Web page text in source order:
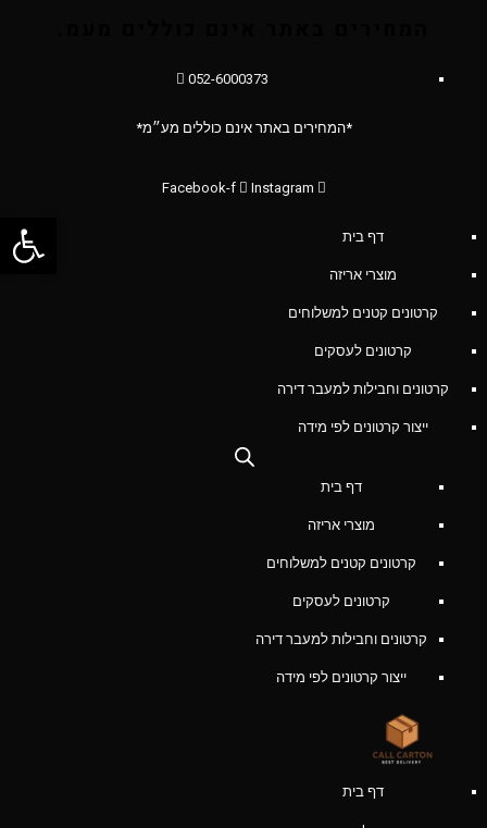
052-6000373
*המחירים באתר אינם כוללים מע״מ*
Facebook-f Instagram
דף בית
מוצרי אריזה
קרטונים קטנים למשלוחים
קרטונים לעסקים
קרטונים וחבילות למעבר דירה
ייצור קרטונים לפי מידה
דף בית
מוצרי אריזה
קרטונים קטנים למשלוחים
קרטונים לעסקים
קרטונים וחבילות למעבר דירה
ייצור קרטונים לפי מידה
דף בית
פתח